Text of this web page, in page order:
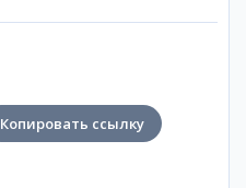
Копировать ссылку